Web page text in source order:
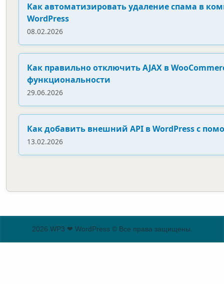
Как автоматизировать удаление спама в
WordPress
08.02.2026
Как правильно отключить AJAX в
функциональности
29.06.2026
Как добавить внешний API в WordPress с
13.02.2026
2026 WP3 ❤ WordPress © Все права защищены.